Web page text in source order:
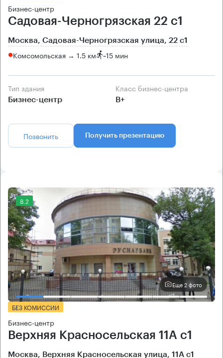
Бизнес-центр
Садовая-Черногрязская 22 с1
Москва, Садовая-Черногрязская улица, 22 с1
Комсомольская → 1.5 км ~15 мин
Тип здания
Бизнес-центр
Класс бизнес-центра
B+
Позвонить Получить презентацию
8.2
Еще 2 фото
БЕЗ КОМИССИИ
Бизнес-центр
Верхняя Красносельская 11А с1
Москва, Верхняя Красносельская улица, 11А с1